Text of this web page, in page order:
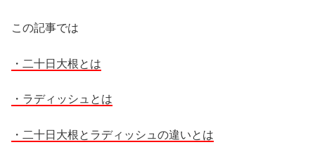
この記事では
・二十日大根とは
・ラディッシュとは
・二十日大根とラディッシュの違いとは